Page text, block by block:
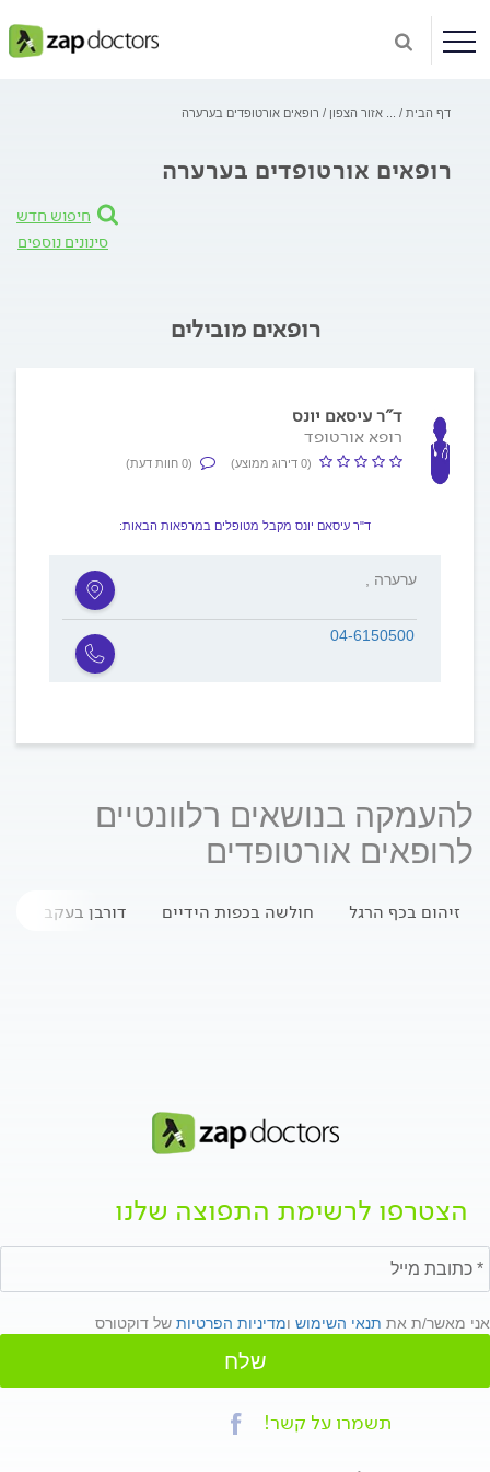
דף הבית אזור הצפון רופאים אורטופדים בערערה
רופאים אורטופדים בערערה
חיפוש חדש
סינונים נוספים
רופאים מובילים
ד"ר עיסאם יונס
רופא אורטופד
(0 דירוג ממוצע) (0 חוות דעת)
ד"ר עיסאם יונס מקבל מטופלים במרפאות הבאות:
, ערערה
04-6150500
להעמקה בנושאים רלוונטיים
לרופאים אורטופדים
זיהום בכף הרגל חולשה בכפות הידיים דורבן בעקב
הצטרפו לרשימת התפוצה שלנו
אני מאשר/ת את תנאי השימוש ומדיניות הפרטיות של דוקטורס
שלח
תשמרו על קשר!